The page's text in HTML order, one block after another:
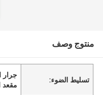
منتوج وصف
تسليط الضوء:
جرار
مقعد